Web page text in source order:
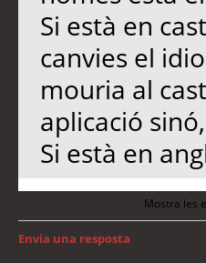
Si està en
canvies el
mouria al
aplicació
Si està en
Mostra les
Envia una resposta